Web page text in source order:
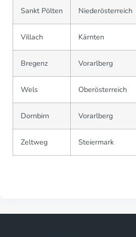
Sankt Pölten Niederösterreich
Villach Kärnten
Bregenz Vorarlberg
Wels Oberösterreich
Dornbirn Vorarlberg
Zeltweg Steiermark